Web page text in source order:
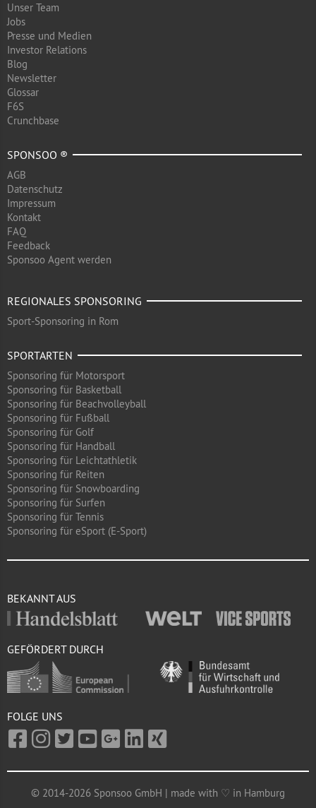
Unser Team
Jobs
Presse und Medien
Investor Relations
Blog
Newsletter
Glossar
F6S
Crunchbase
SPONSOO ®
AGB
Datenschutz
Impressum
Kontakt
FAQ
Feedback
Sponsoo Agent werden
REGIONALES SPONSORING
Sport-Sponsoring in Rom
SPORTARTEN
Sponsoring für Motorsport
Sponsoring für Basketball
Sponsoring für Beachvolleyball
Sponsoring für Fußball
Sponsoring für Golf
Sponsoring für Handball
Sponsoring für Leichtathletik
Sponsoring für Reiten
Sponsoring für Snowboarding
Sponsoring für Surfen
Sponsoring für Tennis
Sponsoring für eSport (E-Sport)
BEKANNT AUS
GEFÖRDERT DURCH
FOLGE UNS
© 2014-2026 Sponsoo GmbH | made with ♡ in Hamburg